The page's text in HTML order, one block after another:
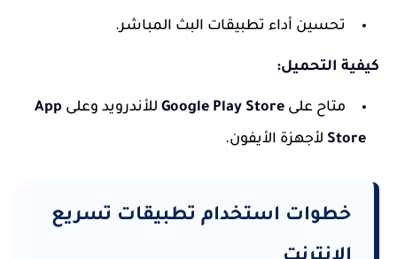
تحسين أداء تطبيقات البث المباشر.
كيفية التحميل:
متاح على Google Play Store للأندرويد وعلى App
Store لأجهزة الأيفون.
خطوات استخدام تطبيقات تسريع